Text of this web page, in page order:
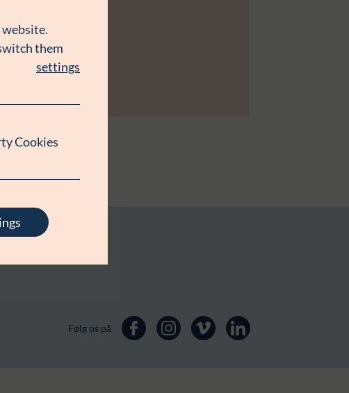
Følg os på
website.
them
settings
Cookies